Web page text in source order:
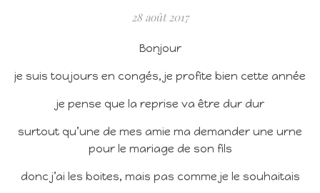
28 août 2017
Bonjour
je suis toujours en congés, je profite bien cette année
je pense que la reprise va être dur dur
surtout qu’une de mes amie ma demander une urne
pour le mariage de son fils
donc j’ai les boites, mais pas comme je le souhaitais